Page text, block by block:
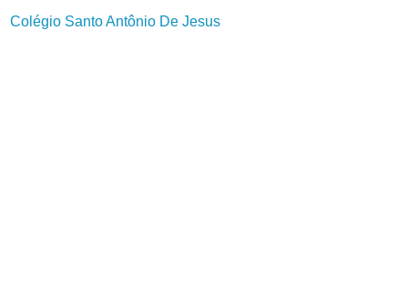
Colégio Santo Antônio De Jesus